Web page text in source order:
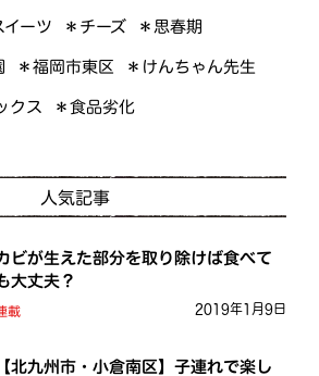
イーツ ＊チーズ ＊思春期
＊福岡市東区 ＊けんちゃん先生
クス ＊食品劣化
人気記事
ビが生えた部分を取り除けば食べて
大丈夫？
載 2019年1月9日
【北九州市・小倉南区】子連れで楽し